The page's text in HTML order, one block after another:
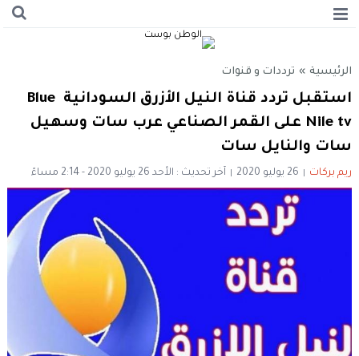
الرئيسية » ترددات و قنوات
استقبل تردد قناة النيل الأزرق السودانية Blue
Nile tv على القمر الصناعي عرب سات وسهيل
سات والنايل سات
ريم بركات 26 يوليو 2020 آخر تحديث : الأحد 26 يوليو 2020 - 2:14 مساءً